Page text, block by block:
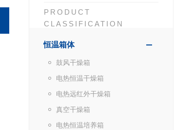
PRODUCT
CLASSIFICATION
恒温箱体
鼓风干燥箱
电热恒温干燥箱
电热远红外干燥箱
真空干燥箱
电热恒温培养箱